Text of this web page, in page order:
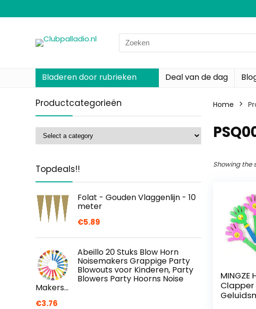
Search
for:
Bladeren door rubrieken Deal van de dag
Productcategorieën
Topdeals!!
Folat - Gouden Vlaggenlijn - 10
meter
€5.89
Abeillo 20 Stuks Blow Horn
Noisemakers Grappige Party
Blowouts voor Kinderen, Party
Blowers Party Hoorns Noise
Makers…
€3.76
Home
Showing the
MINGZE
Clapper